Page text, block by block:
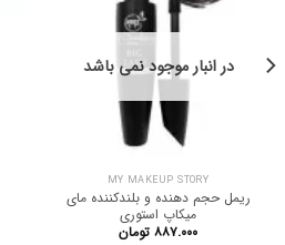
در انبار موجود نمی باشد
MY MAKEUP STORY
ریمل حجم دهنده و بلندکننده مای
میکاپ استوری
۸۸۷.۰۰۰ تومان